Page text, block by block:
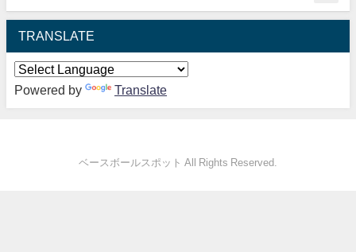
TRANSLATE
Powered by Translate
ベースボールスポット All Rights Reserved.